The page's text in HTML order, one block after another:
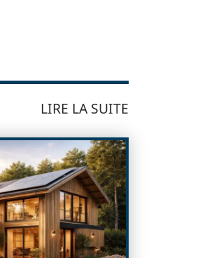
LIRE LA SUITE